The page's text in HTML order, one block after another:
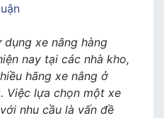
trong
nâng
hàng
Baoli
và
các
dụng xe nâng hàng
nay tại các nhà kho,
hãng xe nâng ở
Việc lựa chọn một xe
nhu cầu là vấn đề